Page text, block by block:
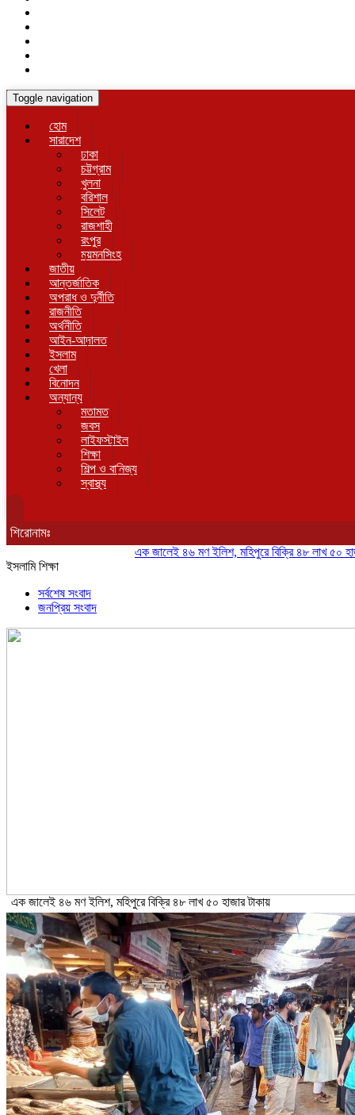
Toggle navigation
হোম
সারাদেশ
ঢাকা
চট্টগ্রাম
খুলনা
বরিশাল
সিলেট
রাজশাহী
রংপুর
ময়মনসিংহ
জাতীয়
আন্তর্জাতিক
অপরাধ ও দুর্নীতি
রাজনীতি
অর্থনীতি
আইন-আদালত
ইসলাম
খেলা
বিনোদন
অন্যান্য
মতামত
জবস
লাইফস্টাইল
শিক্ষা
শিল্প ও বানিজ্য
স্বাস্থ্য
শিরোনামঃ
এক জালেই ৪৬ মণ ইলিশ, মহিপুরে বিক্রি ৪৮ লাখ ৫০ হাজার
ইসলামি শিক্ষা
সর্বশেষ সংবাদ
জনপ্রিয় সংবাদ
এক জালেই ৪৬ মণ ইলিশ, মহিপুরে বিক্রি ৪৮ লাখ ৫০ হাজার টাকায়